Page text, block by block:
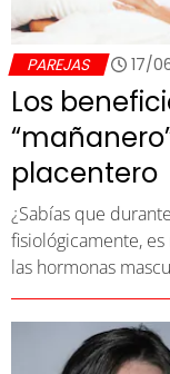
PAREJAS 17/
Los
placentero
¿Sabías que
fisiológicamente,
las hormonas